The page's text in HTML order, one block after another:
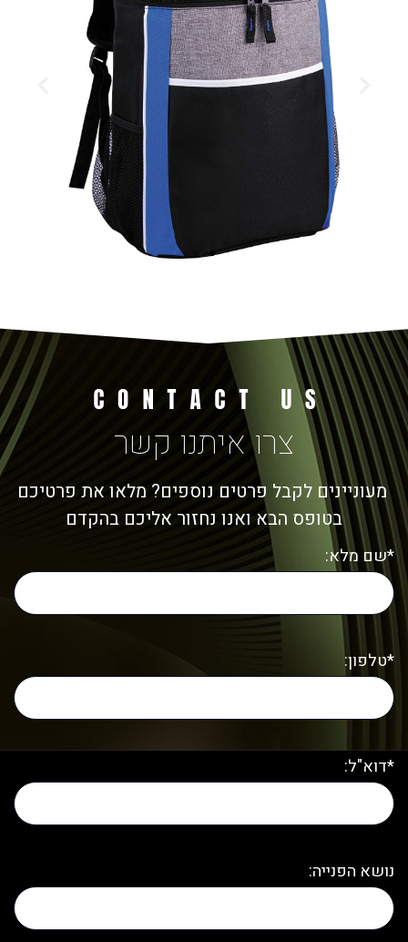
צרו איתנו קשר
מעוניינים לקבל פרטים נוספים? מלאו את פרטיכם
בטופס הבא ואנו נחזור אליכם בהקדם
*שם מלא:
*טלפון:
*דוא"ל:
נושא הפנייה: